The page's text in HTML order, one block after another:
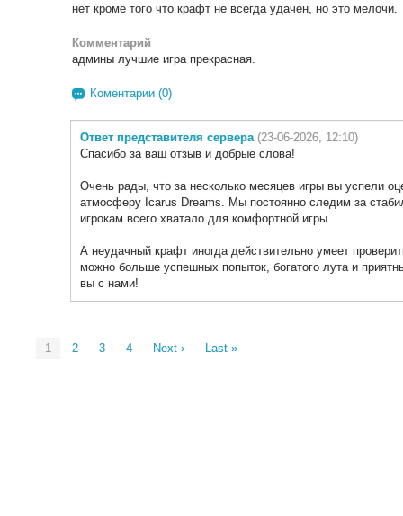
нет кроме того что крафт не всегда удачен, но это мелочи.
Комментарий
админы лучшие игра прекрасная.
Коментарии (0)
Ответ представителя сервера (23-06-2026, 12:10)
Спасибо за ваш отзыв и добрые слова!
Очень рады, что за несколько месяцев игры вы успели
атмосферу Icarus Dreams. Мы постоянно следим за
игрокам всего хватало для комфортной игры.
А неудачный крафт иногда действительно умеет
можно больше успешных попыток, богатого лута и
вы с нами!
1 2 3 4 Next › Last »